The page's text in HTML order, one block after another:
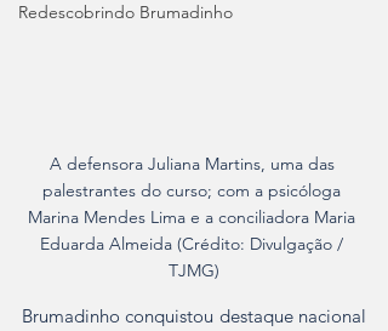
Redescobrindo Brumadinho
A defensora Juliana Martins, uma das
palestrantes do curso; com a psicóloga
Marina Mendes Lima e a conciliadora Maria
Eduarda Almeida (Crédito: Divulgação /
TJMG)
Brumadinho conquistou destaque nacional